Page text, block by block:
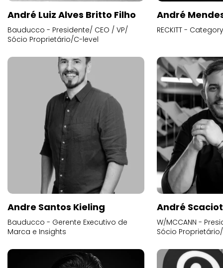
André Luiz Alves Britto Filho
Bauducco - Presidente/ CEO / VP/
Sócio Proprietário/C-level
André
RECKITT -
Andre Santos Kieling
Bauducco - Gerente Executivo de
Marca e Insights
André
W/MCCANN -
Sócio